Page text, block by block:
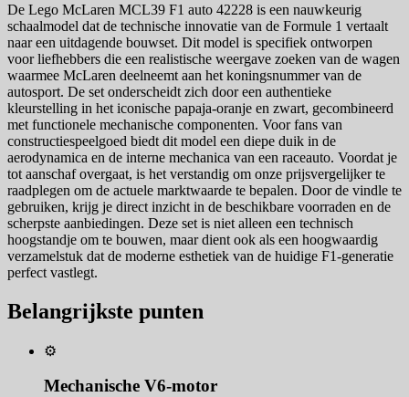
De Lego McLaren MCL39 F1 auto 42228 is een nauwkeurig
schaalmodel dat de technische innovatie van de Formule 1 vertaalt
naar een uitdagende bouwset. Dit model is specifiek ontworpen
voor liefhebbers die een realistische weergave zoeken van de wagen
waarmee McLaren deelneemt aan het koningsnummer van de
autosport. De set onderscheidt zich door een authentieke
kleurstelling in het iconische papaja-oranje en zwart, gecombineerd
met functionele mechanische componenten. Voor fans van
constructiespeelgoed biedt dit model een diepe duik in de
aerodynamica en de interne mechanica van een raceauto. Voordat je
tot aanschaf overgaat, is het verstandig om onze prijsvergelijker te
raadplegen om de actuele marktwaarde te bepalen. Door de vindle te
gebruiken, krijg je direct inzicht in de beschikbare voorraden en de
scherpste aanbiedingen. Deze set is niet alleen een technisch
hoogstandje om te bouwen, maar dient ook als een hoogwaardig
verzamelstuk dat de moderne esthetiek van de huidige F1-generatie
perfect vastlegt.
Belangrijkste punten
⚙️
Mechanische V6-motor